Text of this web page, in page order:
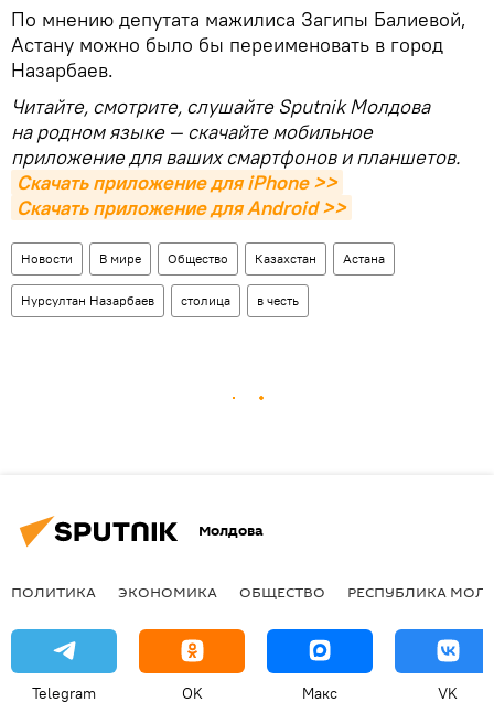
По мнению депутата мажилиса Загипы Балиевой,
Астану можно было бы переименовать в город
Назарбаев.
Читайте, смотрите, слушайте Sputnik Молдова
на родном языке — скачайте мобильное
приложение для ваших смартфонов и планшетов.
Скачать приложение для iPhone >>
Скачать приложение для Android >>
Новости В мире Общество Казахстан Астана
Нурсултан Назарбаев столица в честь
Молдова
ПОЛИТИКА ЭКОНОМИКА ОБЩЕСТВО РЕСПУБЛИКА
Telegram OK Макс VK